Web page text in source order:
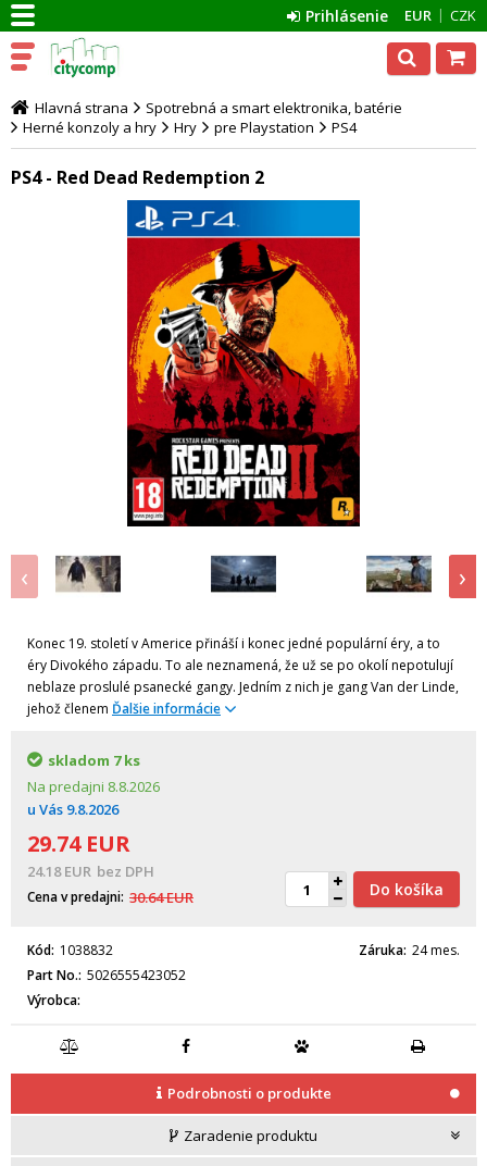
EUR CZK
Prihlásenie
Hlavná strana
Spotrebná a smart elektronika, batérie
Herné konzoly a hry
Hry pre Playstation PS4
PS4 - Red Dead Redemption 2
‹ ›
Konec 19. století v Americe přináší i konec jedné populární éry, a to
éry Divokého západu. To ale neznamená, že už se po okolí nepotulují
neblaze proslulé psanecké gangy. Jedním z nich je gang Van der Linde,
jehož členem Ďalšie informácie
skladom 7 ks
Na predajni 8.8.2026
u Vás 9.8.2026
29.74EUR
24.18EUR bez DPH
Cena v predajni 30.64EUR Do košíka
Kód 1038832
Part No. 5026555423052
Výrobca
Záruka 24 mes.
Podrobnosti o produkte
Zaradenie produktu